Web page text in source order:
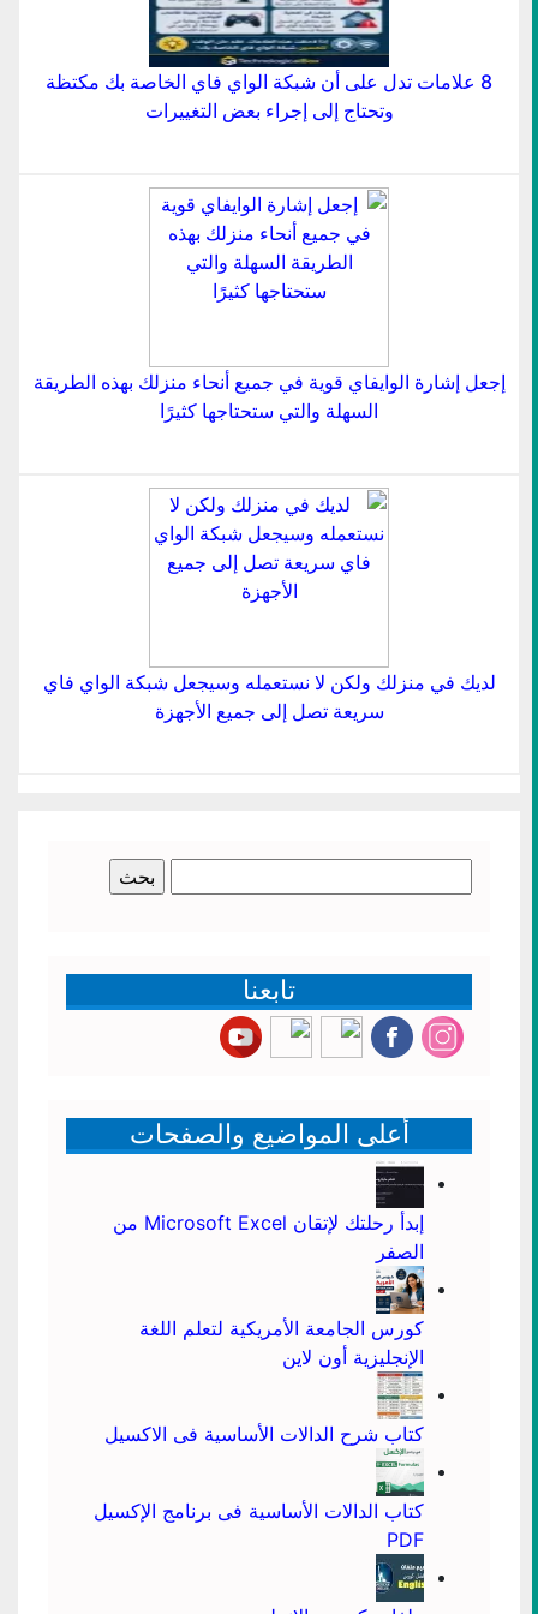
8 علامات تدل على أن شبكة الواي فاي الخاصة بك مكتظة
وتحتاج إلى إجراء بعض التغييرات
إجعل إشارة الوايفاي قوية في جميع أنحاء منزلك بهذه الطريقة
السهلة والتي ستحتاجها كثيرًا
لديك في منزلك ولكن لا نستعمله وسيجعل شبكة الواي فاي
سريعة تصل إلى جميع الأجهزة
عن:
تابعنا
أعلى المواضيع والصفحات
إبدأ رحلتك لإتقان Microsoft Excel من
الصفر
كورس الجامعة الأمريكية لتعلم اللغة
الإنجليزية أون لاين
كتاب شرح الدالات الأساسية فى الاكسيل
كتاب الدالات الأساسية فى برنامج الإكسيل
PDF